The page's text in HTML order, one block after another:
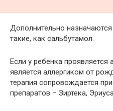
Дополнительно
такие, как сальбутамол.
Если у ребенка проявляется
является аллергиком от
терапия сопровождается
препаратов – Зиртека,